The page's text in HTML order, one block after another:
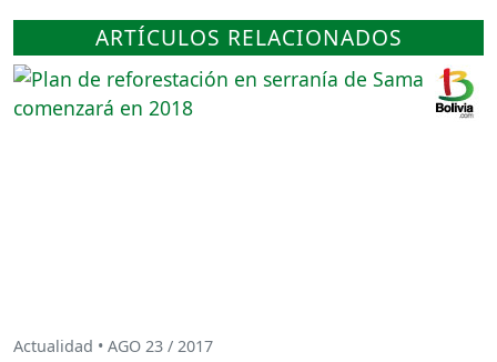
ARTÍCULOS RELACIONADOS
Actualidad • AGO 23 / 2017